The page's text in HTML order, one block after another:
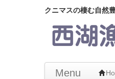
クニマスの棲む自然
Menu